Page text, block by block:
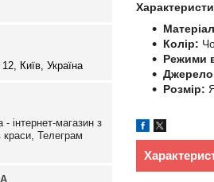
Колір:
Режими
Розмір:
Київ, Україна
інтернет-магазин з
краси, Телеграм